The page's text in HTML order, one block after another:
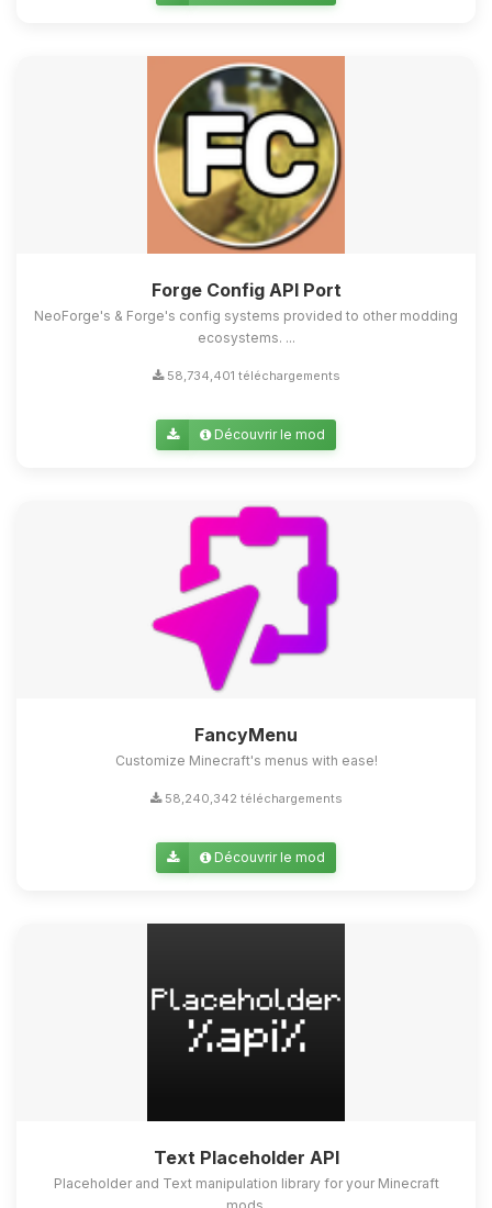
Forge Config API Port
NeoForge's & Forge's config systems provided to other modding
ecosystems. ...
58,734,401 téléchargements
Découvrir le mod
FancyMenu
Customize Minecraft's menus with ease!
58,240,342 téléchargements
Découvrir le mod
Text Placeholder API
Placeholder and Text manipulation library for your Minecraft